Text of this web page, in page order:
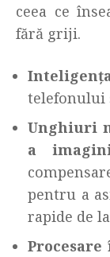
ceea ce
fără griji.
telefonului
Unghiuri
a
pentru a
rapide de